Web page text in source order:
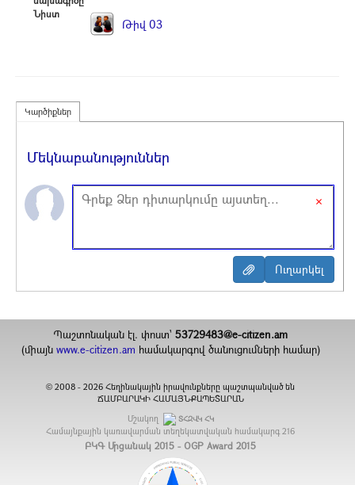
Նիստ
Թիվ 03
Կարծիքներ
Մեկնաբանություններ
×
Պաշտոնական էլ. փոստ`53729483@e-citizen.am
(միայն www.e-citizen.am համակարգով ծանուցումների համար)
© 2008 -2026 Հեղինակային իրավունքները պաշտպանված են
ՃԱՄԲԱՐԱԿԻ ՀԱՄԱՅՆՔԱՊԵՏԱՐԱՆ
Մշակող
ՏՀԶՎԿ ՀԿ
Համայնքային կառավարման տեղեկատվական համակարգ 216
ԲԿԳ Մրցանակ 2015 - OGP Award 2015